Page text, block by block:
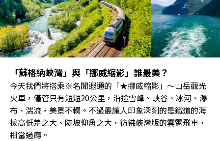
「蘇格納峽灣」與「挪威縮影」誰最美？
今天我們將搭乘※名聞遐邇的「★挪威縮影」～山岳觀光
火車，僅管只有短短20公里，沿途雪峰、峽谷、冰河、瀑
布、湍流，美景不輟。不過最讓人印象深刻的是鐵道的海
拔高低差之大、陡坡仰角之大，彷彿峽灣版的雲霄飛車，
相當過癮。